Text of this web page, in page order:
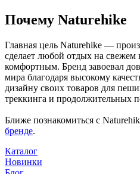
Почему Naturehike
Главная цель Naturehike —
сделает любой отдых на свежем
комфортным. Бренд завоевал
мира благодаря высокому
дизайну своих товаров для
треккинга и продолжительных
Ближе познакомиться с
бренде.
Каталог
Новинки